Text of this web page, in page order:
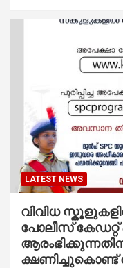
LATEST NEWS
വിവിധ
പോലീസ് കേഡറ്റ്
ക്ഷണിച്ചുകൊണ്ട്